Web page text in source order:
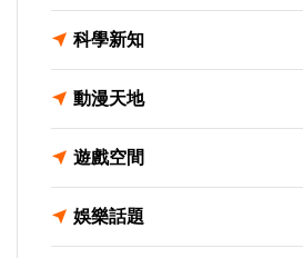
科學新知
動漫天地
遊戲空間
娛樂話題